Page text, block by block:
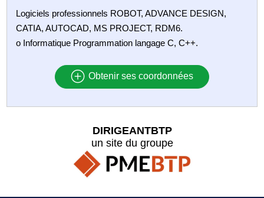
Logiciels professionnels ROBOT, ADVANCE DESIGN,
CATIA, AUTOCAD, MS PROJECT, RDM6.
o Informatique Programmation langage C, C++.
Obtenir ses coordonnées
DIRIGEANTBTP
un site du groupe